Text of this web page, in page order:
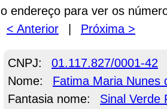
o endereço para ver os
< Anterior
| Próxima >
CNPJ: 01.117.827/0001-42
Nome:
Fatima Maria Nunes
Fantasia nome:
Sinal Verde